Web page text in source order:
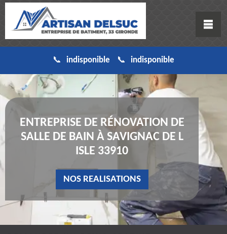
indisponible indisponible
ENTREPRISE DE RÉNOVATION DE
SALLE DE BAIN À SAVIGNAC DE L
ISLE 33910
NOS REALISATIONS